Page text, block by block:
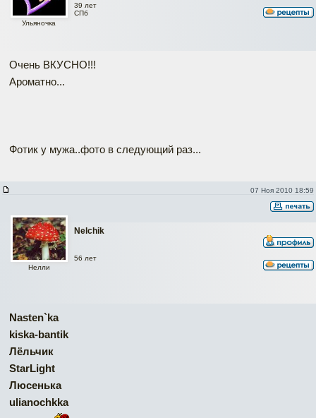
Ульяночка
39 лет
СПб
Очень ВКУСНО!!!
Ароматно...
Фотик у мужа..фото в следующий раз...
07 Ноя 2010 18:59
Nelchik
Нелли
56 лет
Nasten`ka
kiska-bantik
Лёльчик
StarLight
Люсенька
ulianochkka